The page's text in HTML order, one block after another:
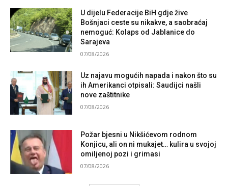
U dijelu Federacije BiH gdje žive
Bošnjaci ceste su nikakve, a saobraćaj
nemoguć: Kolaps od Jablanice do
Sarajeva
07/08/2026
Uz najavu mogućih napada i nakon što su
ih Amerikanci otpisali: Saudijci našli
nove zaštitnike
07/08/2026
Požar bjesni u Nikšićevom rodnom
Konjicu, ali on ni mukajet… kulira u svojoj
omiljenoj pozi i grimasi
07/08/2026